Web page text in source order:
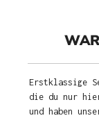
Erstklassige
die du nur
und haben